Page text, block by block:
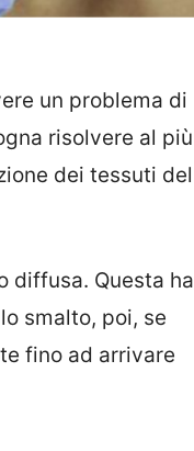
un problema di
risolvere al più
dei tessuti del
diffusa. Questa ha
smalto, poi, se
fino ad arrivare